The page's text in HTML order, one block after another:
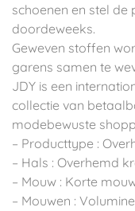
schoenen en stel
doordeweeks.
Geweven stoffen
garens samen te
JDY is een
collectie van
modebewuste
– Producttype :
– Hals : Overhemd
– Mouw : Korte
– Mouwen :